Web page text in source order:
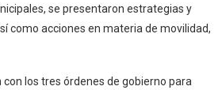
se presentaron estrategias y
como acciones en materia de movilidad,
los tres órdenes de gobierno para